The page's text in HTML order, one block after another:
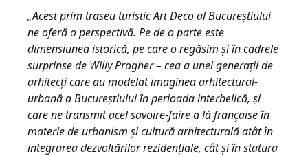
„Acest prim traseu turistic Art Deco al Bucureștiului
ne oferă o perspectivă. Pe de o parte este
dimensiunea istorică, pe care o regăsim și în cadrele
surprinse de Willy Pragher – cea a unei generații de
arhitecți care au modelat imaginea arhitectural-
urbană a Bucureștiului în perioada interbelică, și
care ne transmit acel savoire-faire a là française în
materie de urbanism și cultură arhitecturală atât în
integrarea dezvoltărilor rezidențiale, cât și în statura